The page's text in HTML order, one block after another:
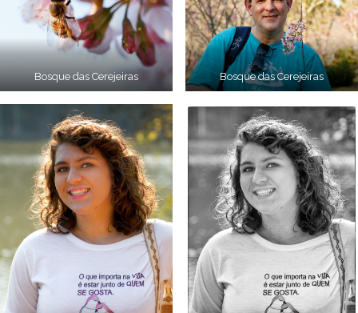
Bosque das Cerejeiras Bosque das Cerejeiras